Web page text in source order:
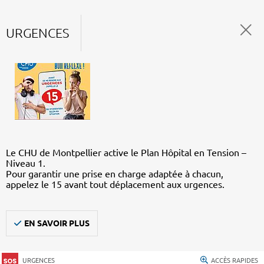
URGENCES
Le CHU de Montpellier active le Plan Hôpital en Tension –
Niveau 1.
Pour garantir une prise en charge adaptée à chacun,
appelez le 15 avant tout déplacement aux urgences.
EN SAVOIR PLUS
URGENCES ACCÈS RAPIDES